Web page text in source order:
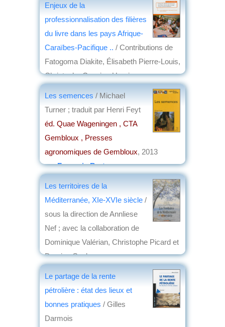
Enjeux de la
professionnalisation des filières
du livre dans les pays Afrique-
Caraïbes-Pacifique .. / Contributions de
Fatogoma Diakite, Élisabeth Pierre-Louis,
Christophe Cassiau-Haurie
Les semences / Michael
Turner ; traduit par Henri Feyt
éd. Quae Wageningen , CTA
Gembloux , Presses
agronomiques de Gembloux, 2013
parFrançois Bart
Les territoires de la
Méditerranée, XIe-XVIe siècle /
sous la direction de Annliese
Nef ; avec la collaboration de
Dominique Valérian, Christophe Picard et
Damien Coulon
éd. Presses universitaires de Rennes,
Le partage de la rente
pétrolière : état des lieux et
bonnes pratiques / Gilles
Darmois